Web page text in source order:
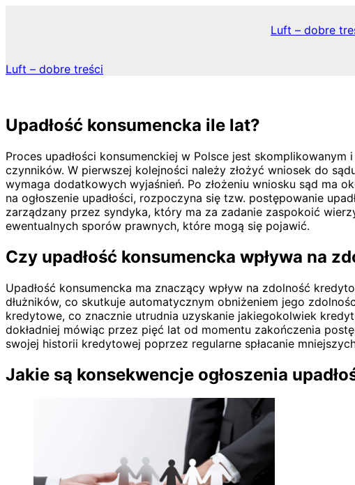
Luft – dobre
Luft – dobre treści
Upadłość konsumencka ile lat?
Proces upadłości konsumenckiej w Polsce jest
czynników. W pierwszej kolejności należy złożyć wniosek do
wymaga dodatkowych wyjaśnień. Po złożeniu wniosku sąd ma
na ogłoszenie upadłości, rozpoczyna się tzw. postępowanie
zarządzany przez syndyka, który ma za zadanie zaspokoić
ewentualnych sporów prawnych, które mogą się pojawić.
Czy upadłość konsumencka wpływa na
Upadłość konsumencka ma znaczący wpływ na zdolność
dłużników, co skutkuje automatycznym obniżeniem jego
kredytowe, co znacznie utrudnia uzyskanie jakiegokolwiek
dokładniej mówiąc przez pięć lat od momentu zakończenia
swojej historii kredytowej poprzez regularne spłacanie
Jakie są konsekwencje ogłoszenia